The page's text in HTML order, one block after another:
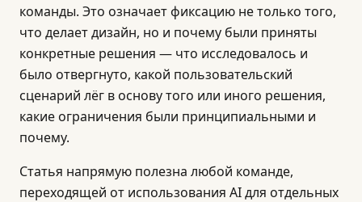
команды. Это означает фиксацию не только того,
что делает дизайн, но и почему были приняты
конкретные решения — что исследовалось и
было отвергнуто, какой пользовательский
сценарий лёг в основу того или иного решения,
какие ограничения были принципиальными и
почему.
Статья напрямую полезна любой команде,
переходящей от использования AI для отдельных